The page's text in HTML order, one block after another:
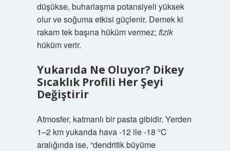
düşükse, buharlaşma potansiyeli yüksek
olur ve soğuma etkisi güçlenir. Demek ki
rakam tek başına hüküm vermez; fizik
hüküm verir.
Yukarıda Ne Oluyor? Dikey
Sıcaklık Profili Her Şeyi
Değiştirir
Atmosfer, katmanlı bir pasta gibidir. Yerden
1–2 km yukarıda hava -12 ile -18 °C
aralığında ise, “dendritik büyüme